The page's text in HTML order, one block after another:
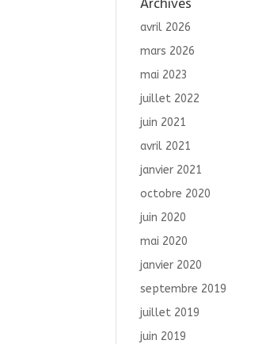
avril 2026
mars 2026
mai 2023
juillet 2022
juin 2021
avril 2021
janvier 2021
octobre 2020
juin 2020
mai 2020
janvier 2020
septembre 2019
juillet 2019
juin 2019